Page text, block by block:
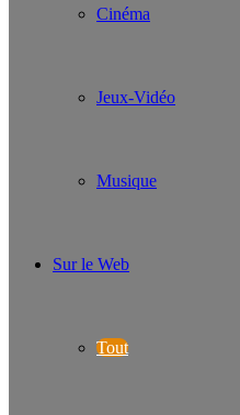
Cinéma
Jeux-Vidéo
Musique
Sur le Web
Tout